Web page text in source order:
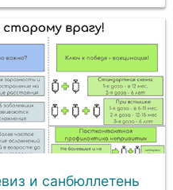
и санбюллетень